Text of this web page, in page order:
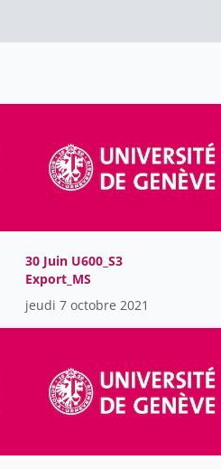
30 Juin U600_S3
Export_MS
jeudi 7 octobre 2021